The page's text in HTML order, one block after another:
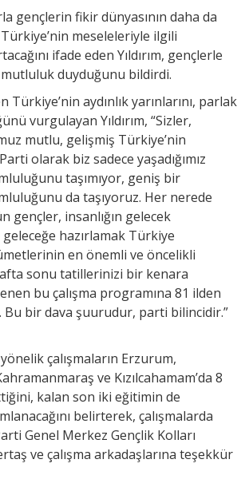
gençlerin fikir dünyasının daha da
meseleleriyle ilgili
ifade eden Yıldırım, gençlerle
duyduğunu bildirdi.
Türkiye’nin aydınlık yarınlarını, parlak
vurgulayan Yıldırım, “Sizler,
mutlu, gelişmiş Türkiye’nin
olarak biz sadece yaşadığımız
taşımıyor, geniş bir
da taşıyoruz. Her nerede
gençler, insanlığın gelecek
hazırlamak Türkiye
en önemli ve öncelikli
sonu tatillerinizi bir kenara
bu çalışma programına 81 ilden
Bu bir dava şuurudur, parti bilincidir.”
yönelik çalışmaların Erzurum,
ve Kızılcahamam’da 8
kalan son iki eğitimin de
belirterek, çalışmalarda
Genel Merkez Gençlik Kolları
ve çalışma arkadaşlarına teşekkür